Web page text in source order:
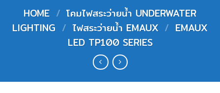
HOME / โคมไฟสระว่ายน้ำ UNDERWATER
LIGHTING / ไฟสระว่ายน้ำ EMAUX / EMAUX
LED TP100 SERIES